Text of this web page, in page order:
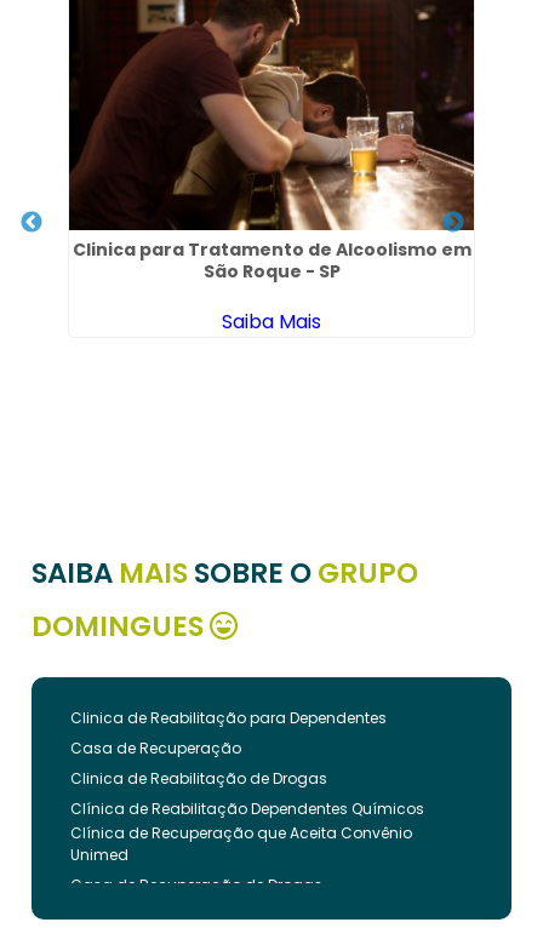
Clinica para Tratamento de Alcoolismo em
São Roque - SP
Saiba Mais
SAIBA MAISSOBRE OGRUPO
DOMINGUES
Clinica de Reabilitação para Dependentes
Casa de Recuperação
Clinica de Reabilitação de Drogas
Clínica de Reabilitação Dependentes Químicos
Clínica de Recuperação que Aceita Convênio
Unimed
Casa de Recuperação de Drogas
Clínica de Reabilitação de Dependentes Químicos